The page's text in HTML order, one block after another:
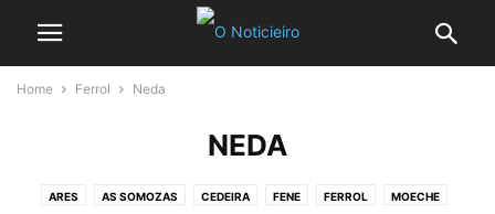
Home Ferrol Neda
NEDA
ARES AS SOMOZAS CEDEIRA FENE FERROL MOECHE